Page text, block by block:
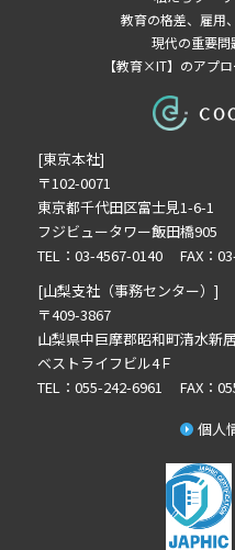
2026年2月の記事一覧(3)
2026年1月の記事一覧(3)
2025年8月の記事一覧(1)
2025年7月の記事一覧(3)
2025年6月の記事一覧(2)
2024年12月の記事一覧(1)
2024年10月の記事一覧(1)
2024年9月の記事一覧(2)
2024年8月の記事一覧(1)
2024年7月の記事一覧(2)
2024年6月の記事一覧(4)
2024年5月の記事一覧(1)
教育の格差、雇用
現代の重要問
【教育×IT】のアプ
[東京本社]
〒102-0071
東京都千代田区富士見1-6-1
フジビュータワー飯田橋905
TEL：03-4567-0140 FAX：
[山梨支社（事務センター）]
〒409-3867
山梨県中巨摩郡昭和町清水新
ベストライフビル4Ｆ
TEL：055-242-6961 FAX：
個人